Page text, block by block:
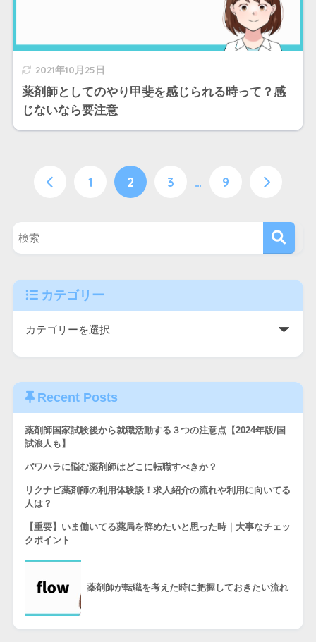
2021年10月25日
薬剤師としてのやり甲斐を感じられる時って？感
じないなら要注意
1 2 3 … 9
カテゴリー
Recent Posts
薬剤師国家試験後から就職活動する３つの注意点【2024年版/国
試浪人も】
パワハラに悩む薬剤師はどこに転職すべきか？
リクナビ薬剤師の利用体験談！求人紹介の流れや利用に向いてる
人は？
【重要】いま働いてる薬局を辞めたいと思った時｜大事なチェッ
クポイント
薬剤師が転職を考えた時に把握しておきたい流れ